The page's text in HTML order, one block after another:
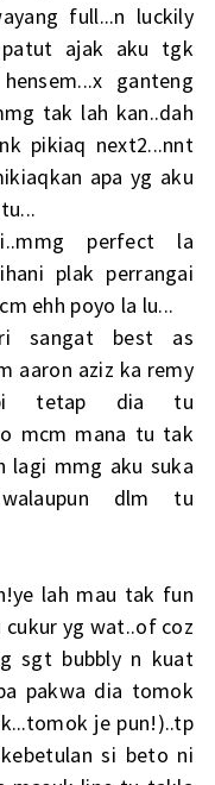
full...n luckily
patut ajak aku tgk
ganteng
tak lah kan..dah
pikiaq next2...nnt
apa yg aku
perfect la
plak perrangai
ehh poyo la lu...
sangat best as
aaron aziz ka remy
tetap dia tu
mcm mana tu tak
lagi mmg aku suka
dlm tu
lah mau tak fun
cukur yg wat..of coz
sgt bubbly n kuat
pakwa dia tomok
je pun!)..tp
si beto ni